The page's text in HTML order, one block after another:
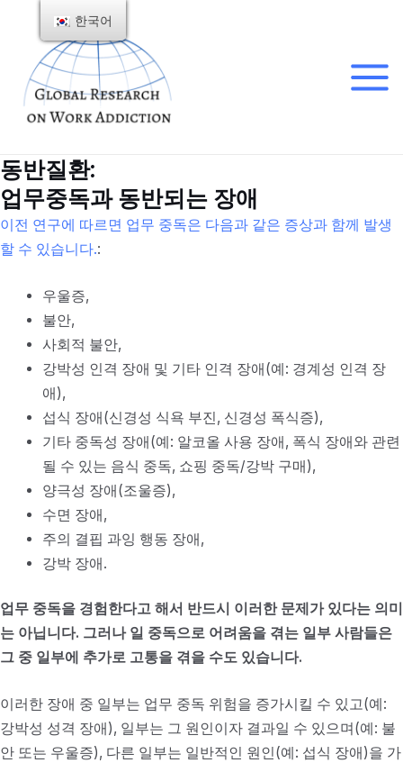
뛰
기
메
동반질환:
업무중독과 동반되는 장애
이전 연구에 따르면 업무 중독은 다음과 같은 증상과 함께 발생
할 수 있습니다.:
우울증,
불안,
사회적 불안,
강박성 인격 장애 및 기타 인격 장애(예: 경계성 인격 장
애),
섭식 장애(신경성 식욕 부진, 신경성 폭식증),
기타 중독성 장애(예: 알코올 사용 장애, 폭식 장애와 관련
될 수 있는 음식 중독, 쇼핑 중독/강박 구매),
양극성 장애(조울증),
수면 장애,
주의 결핍 과잉 행동 장애,
강박 장애.
업무 중독을 경험한다고 해서 반드시 이러한 문제가 있다는 의미
는 아닙니다. 그러나 일 중독으로 어려움을 겪는 일부 사람들은
그 중 일부에 추가로 고통을 겪을 수도 있습니다.
이러한 장애 중 일부는 업무 중독 위험을 증가시킬 수 있고(예:
강박성 성격 장애), 일부는 그 원인이자 결과일 수 있으며(예: 불
안 또는 우울증), 다른 일부는 일반적인 원인(예: 섭식 장애)을 가
한국어